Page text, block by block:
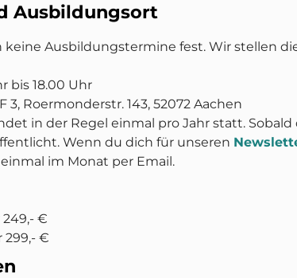
Ausbildungsort
Ausbildungstermine fest. Wir stellen
bis 18.00 Uhr
Roermonderstr. 143, 52072 Aachen
in der Regel einmal pro Jahr statt.
Wenn du dich für unseren
im Monat per Email.
€
299,- €